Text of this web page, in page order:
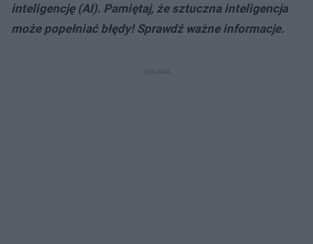
inteligencję (AI). Pamiętaj, że sztuczna inteligencja
może popełniać błędy! Sprawdź ważne informacje.